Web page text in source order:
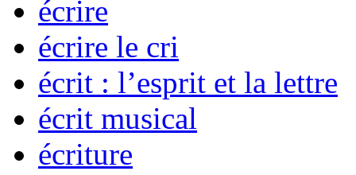
écrire
écrire le cri
écrit : l’esprit et la lettre
écrit musical
écriture